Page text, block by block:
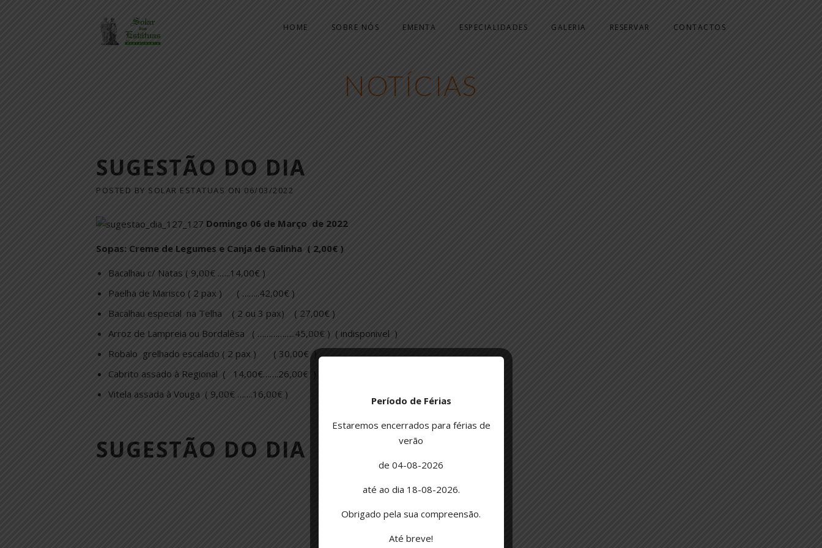
HOME SOBRE NÓS EMENTA ESPECIALIDADES GALERIA RESERVAR CONTACTOS
NOTÍCIAS
SUGESTÃO DO DIA
POSTED BY SOLAR ESTATUAS ON 06/03/2022
Domingo 06 de Março de 2022
Sopas: Creme de Legumes e Canja de Galinha ( 2,00€ )
Bacalhau c/ Natas ( 9,00€ .…..14,00€ )
Paelha de Marisco ( 2 pax ) ( ……..42,00€ )
Bacalhau especial na Telha ( 2 ou 3 pax) ( 27,00€ )
Arroz de Lampreia ou Bordalêsa ( ……………..45,00€ ) ( indisponivel )
Robalo grelhado escalado ( 2 pax ) ( 30,00€ )
Cabrito assado à Regional ( 14,00€…….26,00€ )
Vitela assada à Vouga ( 9,00€ …….16,00€ )
SUGESTÃO DO DIA
Período de Férias
Estaremos encerrados para férias de
verão
de 04-08-2026
até ao dia 18-08-2026.
Obrigado pela sua compreensão.
Até breve!